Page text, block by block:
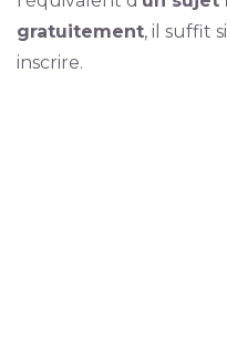
gratuitement, il suffit
inscrire.